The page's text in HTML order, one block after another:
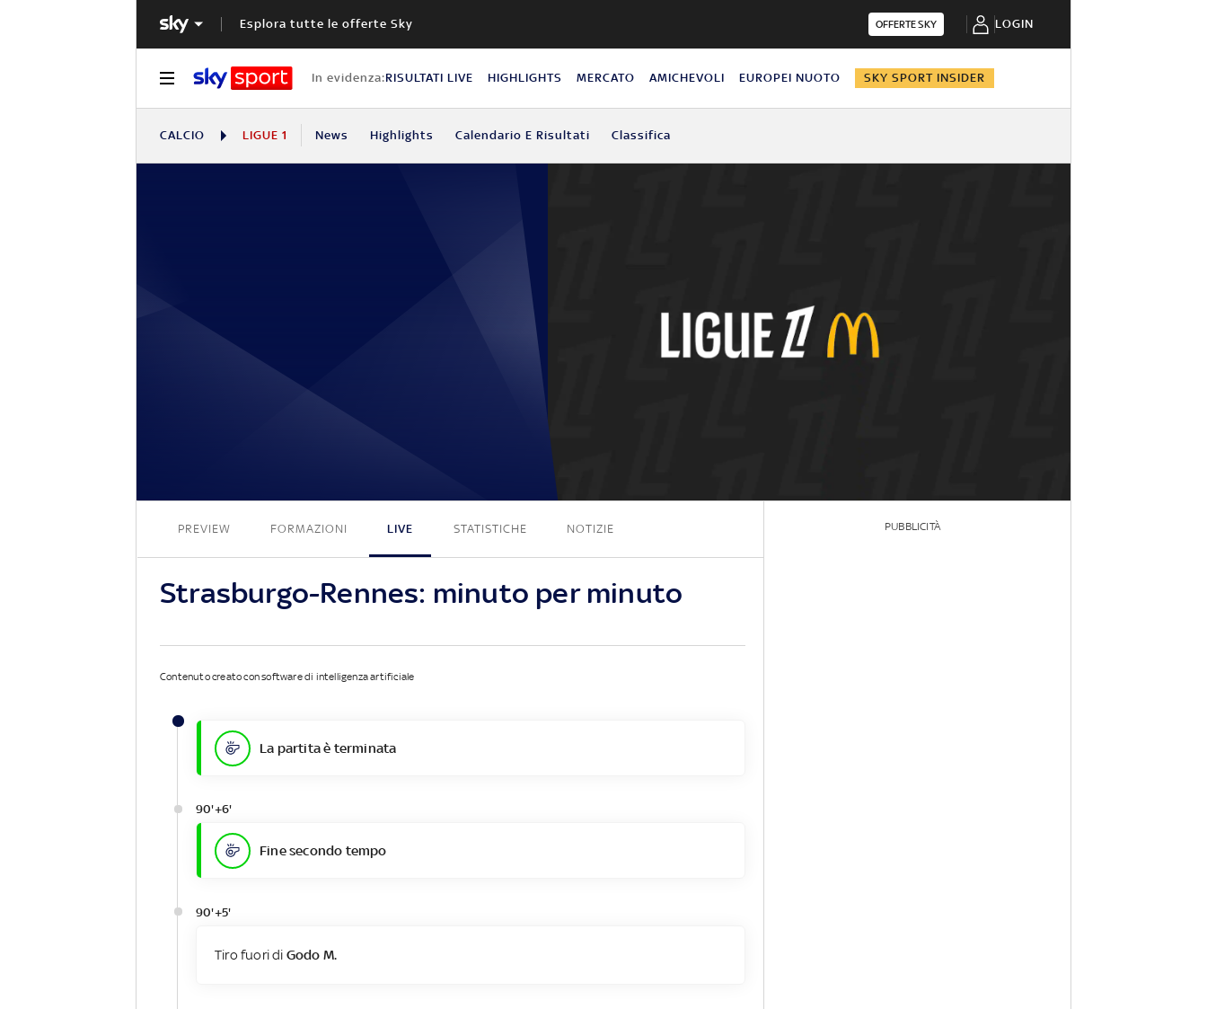
Esplora tutte le offerte Sky OFFERTE SKY LOGIN
In evidenza:RISULTATI LIVE HIGHLIGHTS MERCATO AMICHEVOLI EUROPEI NUOTO SKY SPORT INSIDER
CALCIO LIGUE 1 News Highlights Calendario E Risultati Classifica
PREVIEW FORMAZIONI LIVE STATISTICHE NOTIZIE
Strasburgo-Rennes: minuto per minuto
Contenuto creato con software di intelligenza artificiale
La partita è terminata
90'+6'
Fine secondo tempo
90'+5'
Tiro fuori di Godo M.
PUBBLICITÀ